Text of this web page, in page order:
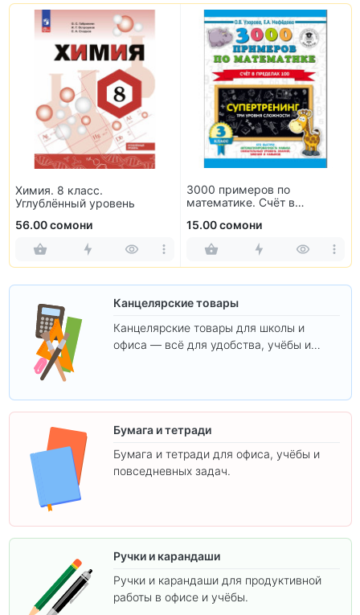
Химия. 8 класс.
Углублённый уровень
56.00 сомони
3000 примеров по
математике. Счёт в
15.00 сомони
Канцелярские товары
Канцелярские товары для школы и
офиса — всё для удобства, учёбы и
Бумага и тетради
Бумага и тетради для офиса, учёбы и
повседневных задач.
Ручки и карандаши
Ручки и карандаши для продуктивной
работы в офисе и учёбы.